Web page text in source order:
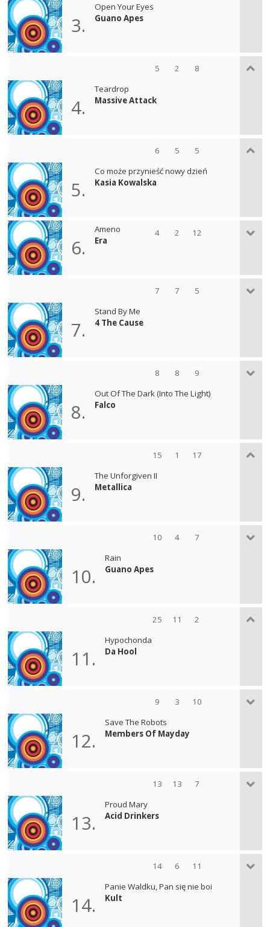
3.
Open Your Eyes
Guano Apes
5 2 8
4.
Teardrop
Massive Attack
6 5 5
5.
Co może przynieść nowy dzień
Kasia Kowalska
4 2 12
6.
Ameno
Era
7 7 5
7.
Stand By Me
4 The Cause
8 8 9
8.
Out Of The Dark (Into The Light)
Falco
15 1 17
9.
The Unforgiven II
Metallica
10 4 7
10.
Rain
Guano Apes
25 11 2
11.
Hypochonda
Da Hool
9 3 10
12.
Save The Robots
Members Of Mayday
13 13 7
13.
Proud Mary
Acid Drinkers
14 6 11
14.
Panie Waldku, Pan się nie boi
Kult